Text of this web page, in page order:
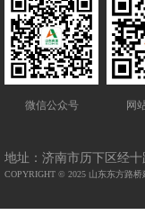
微信公众号 网
地址：济南市历下区经十
COPYRIGHT © 2025 山东东方路